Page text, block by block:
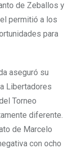
de Zeballos y
permitió a los
para
aseguró su
Libertadores
Torneo
diferente.
de Marcelo
con ocho